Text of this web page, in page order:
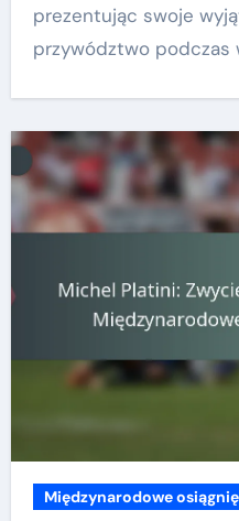
prezentując swoje
przywództwo podczas
Międzynarodowe